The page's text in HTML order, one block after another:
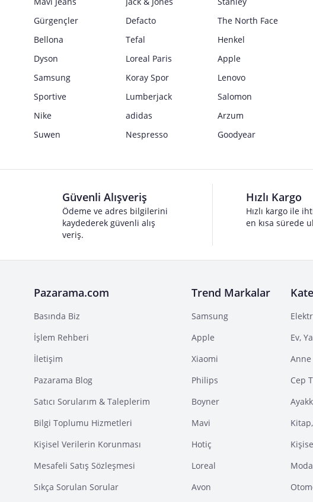
Gürgençler
Defacto
The North Face
Bellona
Tefal
Henkel
Dyson
Loreal Paris
Apple
Samsung
Koray Spor
Lenovo
Sportive
Lumberjack
Salomon
Nike
adidas
Arzum
Suwen
Nespresso Goodyear
Güvenli Alışveriş
Ödeme ve adres bilgilerini
kaydederek güvenli alış
veriş.
Hızlı Kargo
Hızlı kargo ile
en kısa sürede
Pazarama.com
Basında Biz
İşlem Rehberi
İletişim
Pazarama Blog
Satıcı Sorularım & Taleplerim
Bilgi Toplumu Hizmetleri
Kişisel Verilerin Korunması
Mesafeli Satış Sözleşmesi
Sıkça Sorulan Sorular
Trend Markalar
Samsung
Apple
Xiaomi
Philips
Boyner
Mavi
Hotiç
Loreal
Avon
Ev,
Anne
Cep
Moda